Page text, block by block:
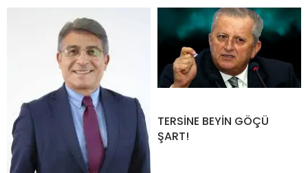
TERSİNE BEYİN GÖÇÜ
ŞART!